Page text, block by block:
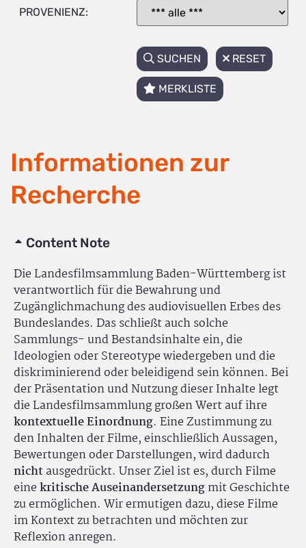
PROVENIENZ:
SUCHEN RESET
MERKLISTE
Informationen zur
Recherche
Content Note
Die Landesfilmsammlung Baden-Württemberg ist
verantwortlich für die Bewahrung und
Zugänglichmachung des audiovisuellen Erbes des
Bundeslandes. Das schließt auch solche
Sammlungs- und Bestandsinhalte ein, die
Ideologien oder Stereotype wiedergeben und die
diskriminierend oder beleidigend sein können. Bei
der Präsentation und Nutzung dieser Inhalte legt
die Landesfilmsammlung großen Wert auf ihre
kontextuelle Einordnung. Eine Zustimmung zu
den Inhalten der Filme, einschließlich Aussagen,
Bewertungen oder Darstellungen, wird dadurch
nichtausgedrückt. Unser Ziel ist es, durch Filme
einekritische Auseinandersetzungmit Geschichte
zu ermöglichen. Wir ermutigen dazu, diese Filme
im Kontext zu betrachten und möchten zur
Reflexion anregen.